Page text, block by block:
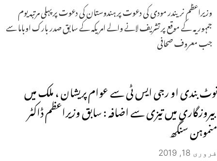
وزیراعظم نریندر مودی کی دعوت پر ہندوستان کی دعوت پر پہلی مرتبہ یوم
جمہوریہ کے موقع پر تشریف لانے والے امریکہ کے سابق صدر بارک اوباما سے
جب معروف صحافی
نوٹ بندی او رجی ایس ٹی سے عوام پریشان ، ملک میں
بیروزگاری میں تیزی سے اضافہ : سابق وزیراعظم ڈاکٹر
منموہن سنگھ
فروری 18, 2019